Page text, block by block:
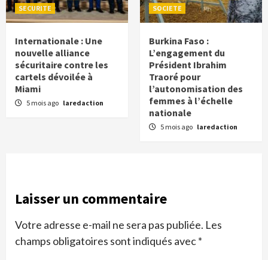
SECURITE
Internationale : Une
nouvelle alliance
sécuritaire contre les
cartels dévoilée à
Miami
5 mois ago laredaction
SOCIETE
Burkina Faso :
L’engagement du
Président Ibrahim
Traoré pour
l’autonomisation des
femmes à l’échelle
nationale
5 mois ago laredaction
Laisser un commentaire
Votre adresse e-mail ne sera pas publiée. Les
champs obligatoires sont indiqués avec*